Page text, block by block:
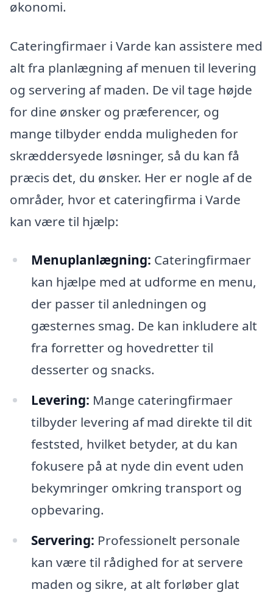
økonomi.
Cateringfirmaer i Varde kan assistere med
alt fra planlægning af menuen til levering
og servering af maden. De vil tage højde
for dine ønsker og præferencer, og
mange tilbyder endda muligheden for
skræddersyede løsninger, så du kan få
præcis det, du ønsker. Her er nogle af de
områder, hvor et cateringfirma i Varde
kan være til hjælp:
Menuplanlægning: Cateringfirmaer
kan hjælpe med at udforme en menu,
der passer til anledningen og
gæsternes smag. De kan inkludere alt
fra forretter og hovedretter til
desserter og snacks.
Levering: Mange cateringfirmaer
tilbyder levering af mad direkte til dit
feststed, hvilket betyder, at du kan
fokusere på at nyde din event uden
bekymringer omkring transport og
opbevaring.
Servering: Professionelt personale
kan være til rådighed for at servere
maden og sikre, at alt forløber glat